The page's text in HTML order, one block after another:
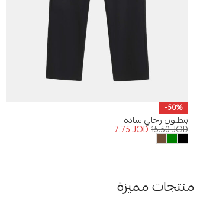
-50%
بنطلون رجالي سادة
15.50JOD
7.75JOD
منتجات مميزة